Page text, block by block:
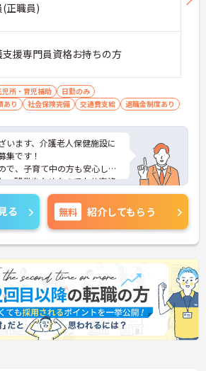
(正職員)
援専門員資格お持ちの方
児所・育児補助
日勤のみ
あり
社会保険完備 交通費支給 退職金制度あり
います、介護老人保健施設に
集です！
で、子育て中の方も安心して
、残業少なめなのでお仕事終
きます◎
ナビ介護職までお問い合わ
る 無料 紹介してもらう